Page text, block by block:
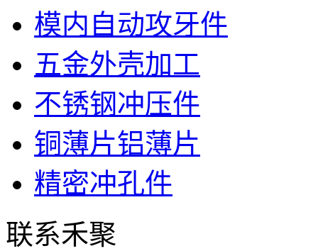
模内自动攻牙件
五金外壳加工
不锈钢冲压件
铜薄片铝薄片
精密冲孔件
联系禾聚